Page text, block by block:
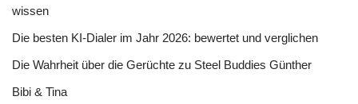
wissen
Die besten KI-Dialer im Jahr 2026: bewertet und verglichen
Die Wahrheit über die Gerüchte zu Steel Buddies Günther
Bibi & Tina